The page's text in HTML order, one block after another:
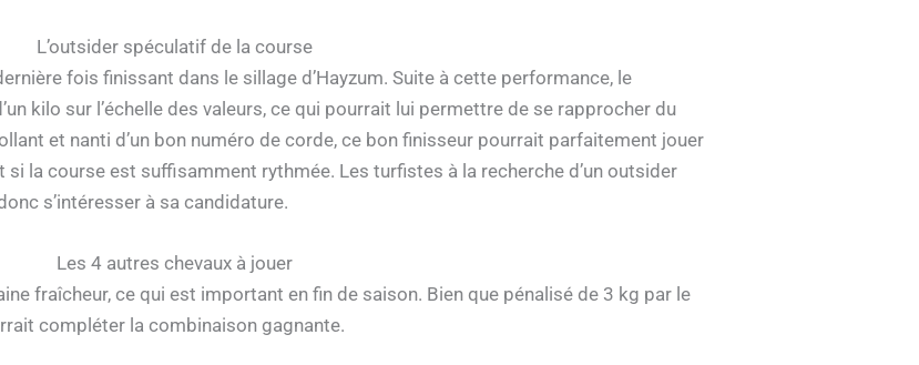
L’outsider spéculatif de la course
fois finissant dans le sillage d’Hayzum. Suite à cette performance, le
kilo sur l’échelle des valeurs, ce qui pourrait lui permettre de se rapprocher du
et nanti d’un bon numéro de corde, ce bon finisseur pourrait parfaitement jouer
si la course est suffisamment rythmée. Les turfistes à la recherche d’un outsider
s’intéresser à sa candidature.
Les 4 autres chevaux à jouer
fraîcheur, ce qui est important en fin de saison. Bien que pénalisé de 3 kg par le
compléter la combinaison gagnante.